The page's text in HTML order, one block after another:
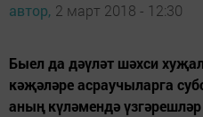
автор, 2 март 2018 - 12:30
Быел да дәүләт шәхси
кәҗәләре асраучыларга
аның күләмендә